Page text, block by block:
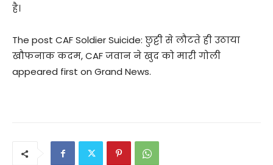
है।
The post CAF Soldier Suicide: छुट्टी से लौटते ही उठाया
खौफनाक कदम, CAF जवान ने खुद को मारी गोली
appeared first on Grand News.